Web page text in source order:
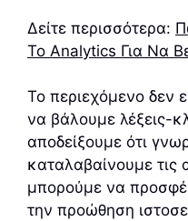
Δείτε περισσότερα:
Το Analytics Για Να
Το περιεχόμενο δεν
να βάλουμε λέξεις-
αποδείξουμε ότι
καταλαβαίνουμε τις
μπορούμε να
την προώθηση